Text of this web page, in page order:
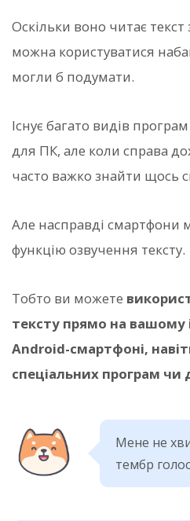
Оскільки воно читає текст
можна користуватися
могли б подумати.
Існує багато видів
для ПК, але коли справа
часто важко знайти щось
Але насправді смартфони
функцію озвучення тексту.
Тобто ви можете
тексту прямо на вашому
Android-смартфоні,
спеціальних програм чи
Мене не
тембр